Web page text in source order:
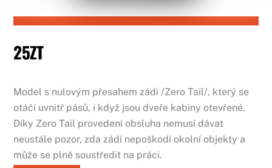
25ZT
Model s nulovým přesahem zádi /Zero Tail/, který se
otáčí uvnitř pásů, i když jsou dveře kabiny otevřené.
Díky Zero Tail provedení obsluha nemusí dávat
neustále pozor, zda zádí nepoškodí okolní objekty a
může se plně soustředit na práci.